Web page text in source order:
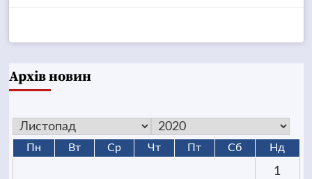
Архів новин
Пн Вт Ср Чт Пт Сб Нд
1